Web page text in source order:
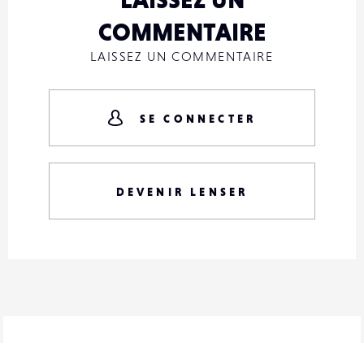
COMMENTAIRE
LAISSEZ UN COMMENTAIRE
SE CONNECTER
DEVENIR LENSER